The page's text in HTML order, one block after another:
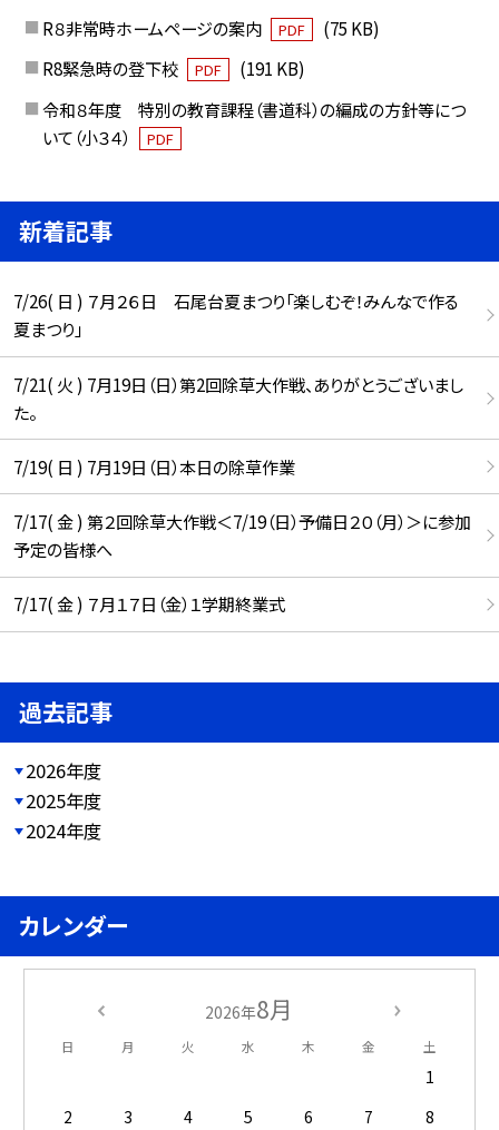
R８非常時ホームページの案内
PDF
(75 KB)
R8緊急時の登下校
PDF
(191 KB)
令和８年度 特別の教育課程（書道科）の編成の方針等につ
いて（小３４）
PDF
新着記事
7/26( 日 ) ７月２６日 石尾台夏まつり「楽しむぞ！みんなで作る
夏まつり」
7/21( 火 ) 7月19日（日）第2回除草大作戦、ありがとうございまし
た。
7/19( 日 ) 7月19日（日）本日の除草作業
7/17( 金 ) 第２回除草大作戦＜7/19（日）予備日２０（月）＞に参加
予定の皆様へ
7/17( 金 ) ７月１７日（金）１学期終業式
過去記事
2026年度
2025年度
2024年度
カレンダー
2026年8月
日 月 火 水 木 金 土
1
2
3 4 5 6 7
8